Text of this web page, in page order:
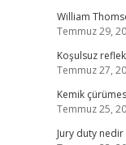
William
Temmuz 29,
Koşulsuz
Temmuz 27,
Kemik
Temmuz 25,
Jury duty nedir